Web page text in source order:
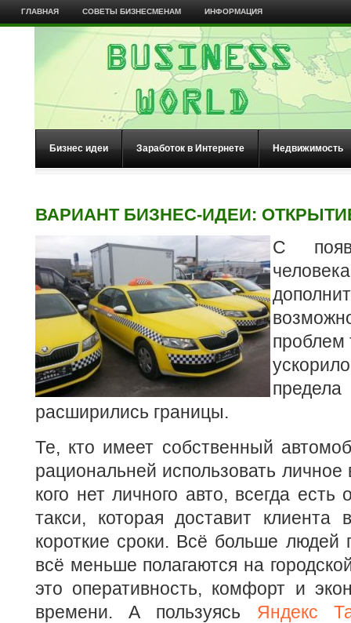
ГЛАВНАЯ СОВЕТЫ БИЗНЕСМЕНАМ ИНФОРМАЦИЯ
Бизнес идеи Заработок в Интернете Недвижимость
ВАРИАНТ БИЗНЕС-ИДЕИ:
С
проблем
расширились границы.
Те, кто имеет собственный
рациональней использовать
кого нет личного авто, всегда есть
такси, которая доставит
короткие сроки. Всё больше людей
всё меньше полагаются на
это оперативность, комфорт и
времени. А пользуясь Яндекс